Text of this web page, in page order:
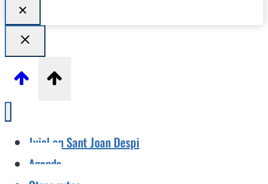
Jujol en Sant Joan Despi
Agenda